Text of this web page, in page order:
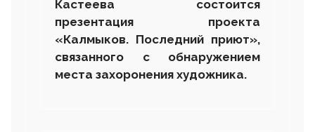
Кастеева состоится
презентация проекта
«Калмыков. Последний приют»,
связанного с обнаружением
места захоронения художника.